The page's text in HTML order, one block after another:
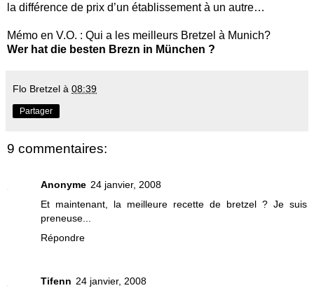
la différence de prix d’un établissement à un autre…
Mémo en V.O. : Qui a les meilleurs Bretzel à Munich?
Wer hat die besten Brezn in München ?
Flo Bretzel à 08:39
Partager
9 commentaires:
Anonyme 24 janvier, 2008
Et maintenant, la meilleure recette de bretzel ? Je suis
preneuse...
Répondre
Tifenn 24 janvier, 2008